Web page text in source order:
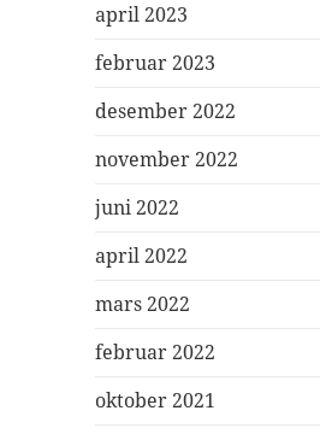
april 2023
februar 2023
desember 2022
november 2022
juni 2022
april 2022
mars 2022
februar 2022
oktober 2021